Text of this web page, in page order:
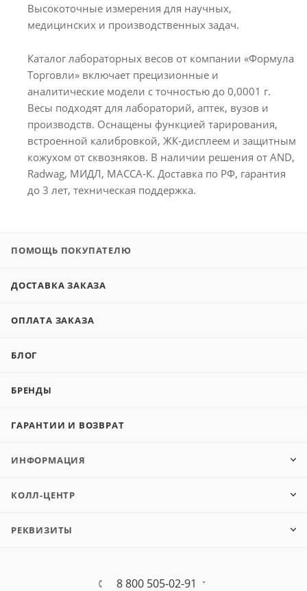
Высокоточные измерения для научных,
медицинских и производственных задач.
Каталог лабораторных весов от компании «Формула
Торговли» включает прецизионные и
аналитические модели с точностью до 0,0001 г.
Весы подходят для лабораторий, аптек, вузов и
производств. Оснащены функцией тарирования,
встроенной калибровкой, ЖК-дисплеем и защитным
кожухом от сквозняков. В наличии решения от AND,
Radwag, МИДЛ, МАССА-К. Доставка по РФ, гарантия
до 3 лет, техническая поддержка.
ПОМОЩЬ ПОКУПАТЕЛЮ
ДОСТАВКА ЗАКАЗА
ОПЛАТА ЗАКАЗА
БЛОГ
БРЕНДЫ
ГАРАНТИИ И ВОЗВРАТ
ИНФОРМАЦИЯ
КОЛЛ-ЦЕНТР
РЕКВИЗИТЫ
8 800 505-02-91